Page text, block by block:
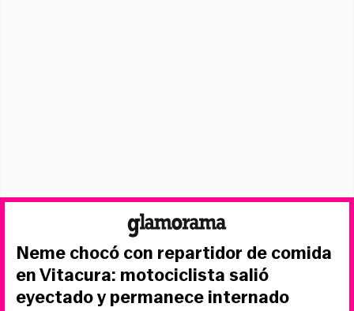
Neme chocó con repartidor de comida
en Vitacura: motociclista salió
eyectado y permanece internado